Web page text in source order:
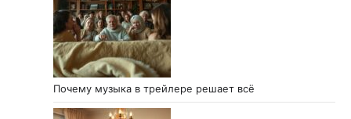
Почему музыка в трейлере решает всё